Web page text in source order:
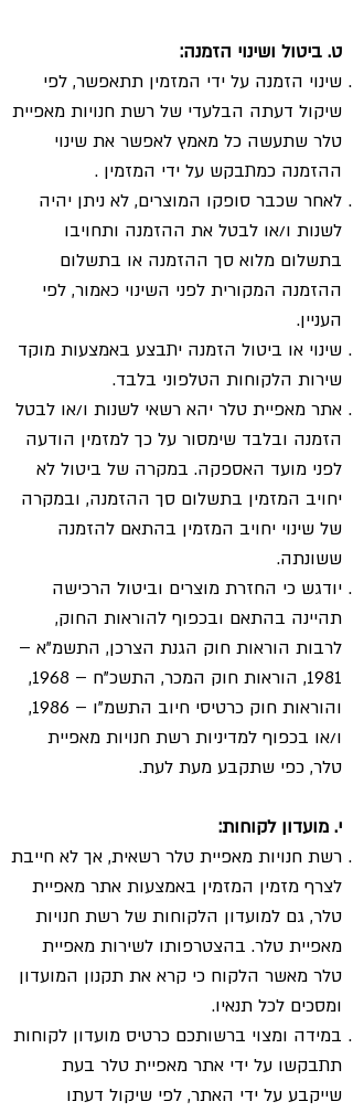
ט. ביטול ושינוי הזמנה:
שינוי הזמנה על ידי המזמין תתאפשר, לפי
שיקול דעתה הבלעדי של רשת חנויות מאפיית
טלר שתעשה כל מאמץ לאפשר את שינוי
ההזמנה כמתבקש על ידי המזמין .
לאחר שכבר סופקו המוצרים, לא ניתן יהיה
לשנות ו/או לבטל את ההזמנה ותחויבו
בתשלום מלוא סך ההזמנה או בתשלום
ההזמנה המקורית לפני השינוי כאמור, לפי
העניין.
שינוי או ביטול הזמנה יתבצע באמצעות מוקד
שירות הלקוחות הטלפוני בלבד.
אתר מאפיית טלר יהא רשאי לשנות ו/או לבטל
הזמנה ובלבד שימסור על כך למזמין הודעה
לפני מועד האספקה. במקרה של ביטול לא
יחויב המזמין בתשלום סך ההזמנה, ובמקרה
של שינוי יחויב המזמין בהתאם להזמנה
ששונתה.
יודגש כי החזרת מוצרים וביטול הרכישה
תהיינה בהתאם ובכפוף להוראות החוק,
לרבות הוראות חוק הגנת הצרכן, התשמ"א –
1981, הוראות חוק המכר, התשכ"ח – 1968,
והוראות חוק כרטיסי חיוב התשמ"ו – 1986,
ו/או בכפוף למדיניות רשת חנויות מאפיית
טלר, כפי שתקבע מעת לעת.
י. מועדון לקוחות:
רשת חנויות מאפיית טלר רשאית, אך לא חייבת
לצרף מזמין המזמין באמצעות אתר מאפיית
טלר, גם למועדון הלקוחות של רשת חנויות
מאפיית טלר. בהצטרפותו לשירות מאפיית
טלר מאשר הלקוח כי קרא את תקנון המועדון
ומסכים לכל תנאיו.
במידה ומצוי ברשותכם כרטיס מועדון לקוחות
תתבקשו על ידי אתר מאפיית טלר בעת
שייקבע על ידי האתר, לפי שיקול דעתו